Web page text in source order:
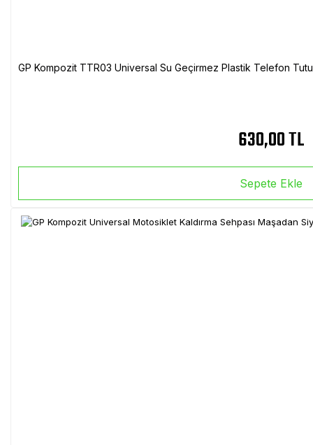
GP Kompozit TTR03 Universal Su Geçirmez Plastik Telefon
630,00 TL
Sepete Ekle